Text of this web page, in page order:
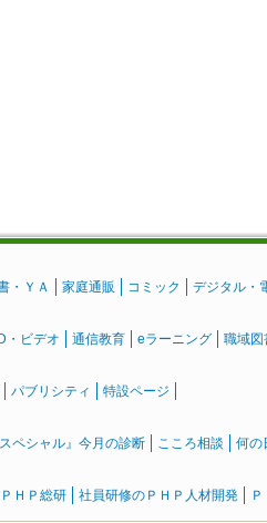
・ＹＡ 家庭通販 コミック デジタル・
・ビデオ 通信教育 eラーニング 職域図
パブリシティ 特設ページ
スペシャル』今月の診断 こころ相談 何の
ＨＰ総研 社員研修のＰＨＰ人材開発